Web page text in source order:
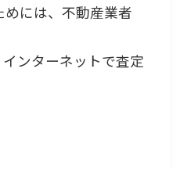
には、不動産業者
ンターネットで査定